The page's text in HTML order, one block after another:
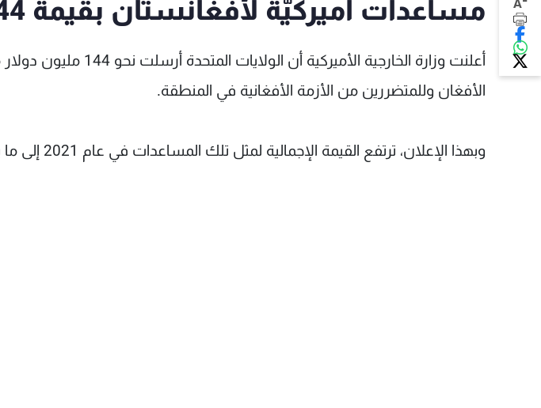
A مساعدات أميركيّة لأفغانستان بقيمة 144 مليون دولار
أعلنت وزارة الخارجية
الأفغان وللمتضررين من الأزمة الأفغانية في المنطقة.
وبهذا الإعلان، ترتفع القيمة الإجمالية لمثل تلك المساعدات في عام 2021 إلى ما يقرب من 474 مليون دولار.